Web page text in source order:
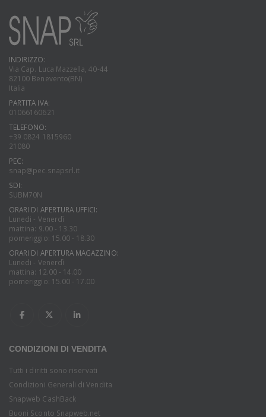
INDIRIZZO:
Via Cap. Luca Mazzella, 40-44
82100 Benevento(BN)
Italia
PARTITA IVA:
01066160621
TELEFONO:
+39 0824 1815960
21080
PEC:
snap@pec.snapsrl.it
SDI:
SUBM70N
ORARI DI APERTURA UFFICI:
Lunedi - Venerdì
mattina: 9.00 - 13.30
pomeriggio: 15.00 - 18.30
ORARI DI APERTURA MAGAZZINO:
Lunedi - Venerdì
mattina: 12.00 - 14.00
pomeriggio: 15.00 - 17.00
CONDIZIONI DI VENDITA
Tutti i diritti sono riservati
Condizioni Generali di Vendita
Snapweb CashBack
Buoni Sconto Snapweb.net